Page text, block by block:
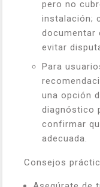
pero no
instalación;
documentar
evitar
Para
una opción
diagnóstico
confirmar
adecuada.
Consejos